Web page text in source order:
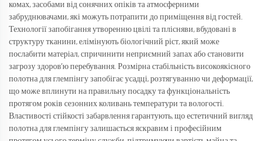
комах, засобами від сонячних опіків та атмосферними
забруднювачами, які можуть потрапити до приміщення від гостей.
Технології запобігання утворенню цвілі та плісняви, вбудовані в
структуру тканини, елімінують біологічний ріст, який може
послабити матеріал, спричинити неприємний запах або становити
загрозу здоров’ю перебування. Розмірна стабільність високоякісного
полотна для глемпінгу запобігає усадці, розтягуванню чи деформації,
що може вплинути на правильну посадку та функціональність
протягом років сезонних коливань температури та вологості.
Властивості стійкості забарвлення гарантують, що естетичний вигляд
полотна для глемпінгу залишається яскравим і професійним